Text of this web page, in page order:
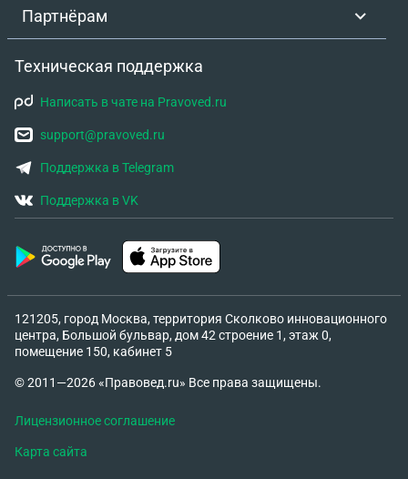
Партнёрам
Техническая поддержка
Написать в чате на Pravoved.ru
support@pravoved.ru
Поддержка в Telegram
Поддержка в VK
121205, город Москва, территория Сколково инновационного
центра, Большой бульвар, дом 42 строение 1, этаж 0,
помещение 150, кабинет 5
© 2011—2026 «Правовед.ru» Все права защищены.
Лицензионное соглашение
Карта сайта